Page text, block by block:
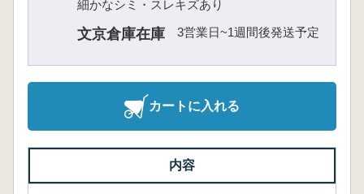
細かなシミ・スレキズあり
文京倉庫在庫 3営業日~1週間後発送予定
カートに入れる
内容